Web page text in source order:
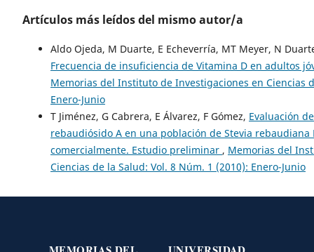
Artículos más leídos del mismo autor/a
Aldo Ojeda, M Duarte, E Echeverría, MT Meyer, N
Frecuencia de insuficiencia de Vitamina D en adultos
Memorias del Instituto de Investigaciones en Ciencias
Enero-Junio
T Jiménez, G Cabrera, E Álvarez, F Gómez, Evaluación
rebaudiósido A en una población de Stevia
comercialmente. Estudio preliminar , Memorias del
Ciencias de la Salud: Vol. 8 Núm. 1 (2010): Enero-Junio